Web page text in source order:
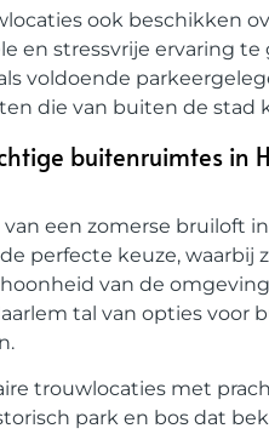
ook beschikken
en stressvrije ervaring
voldoende
die van buiten de stad
buitenruimtes in
een zomerse bruiloft
perfecte keuze, waarbij
van de
tal van opties voor
trouwlocaties met
park en bos dat